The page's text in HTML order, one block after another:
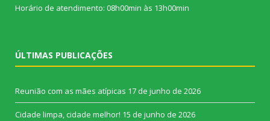
Horário de atendimento: 08h00min às 13h00min
ÚLTIMAS PUBLICAÇÕES
Reunião com as mães atípicas 17 de junho de 2026
Cidade limpa, cidade melhor! 15 de junho de 2026